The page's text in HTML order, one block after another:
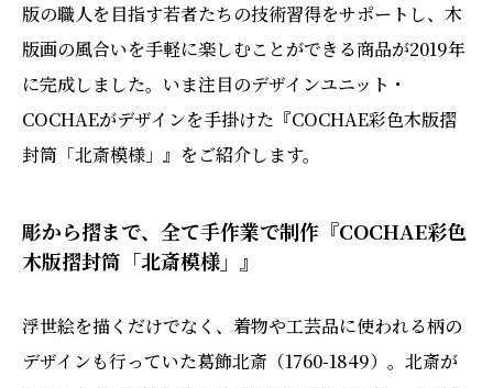
版の職人を目指す若者たちの技術習得をサポートし、木
版画の風合いを手軽に楽しむことができる商品が2019年
に完成しました。いま注目のデザインユニット・
COCHAEがデザインを手掛けた『COCHAE彩色木版摺
封筒「北斎模様」』をご紹介します。
彫から摺まで、全て手作業で制作『COCHAE彩色
木版摺封筒「北斎模様」』
浮世絵を描くだけでなく、着物や工芸品に使われる柄の
デザインも行っていた葛飾北斎（1760-1849）。北斎が